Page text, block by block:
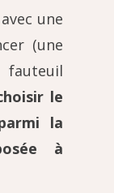
une
(une
le
la
à